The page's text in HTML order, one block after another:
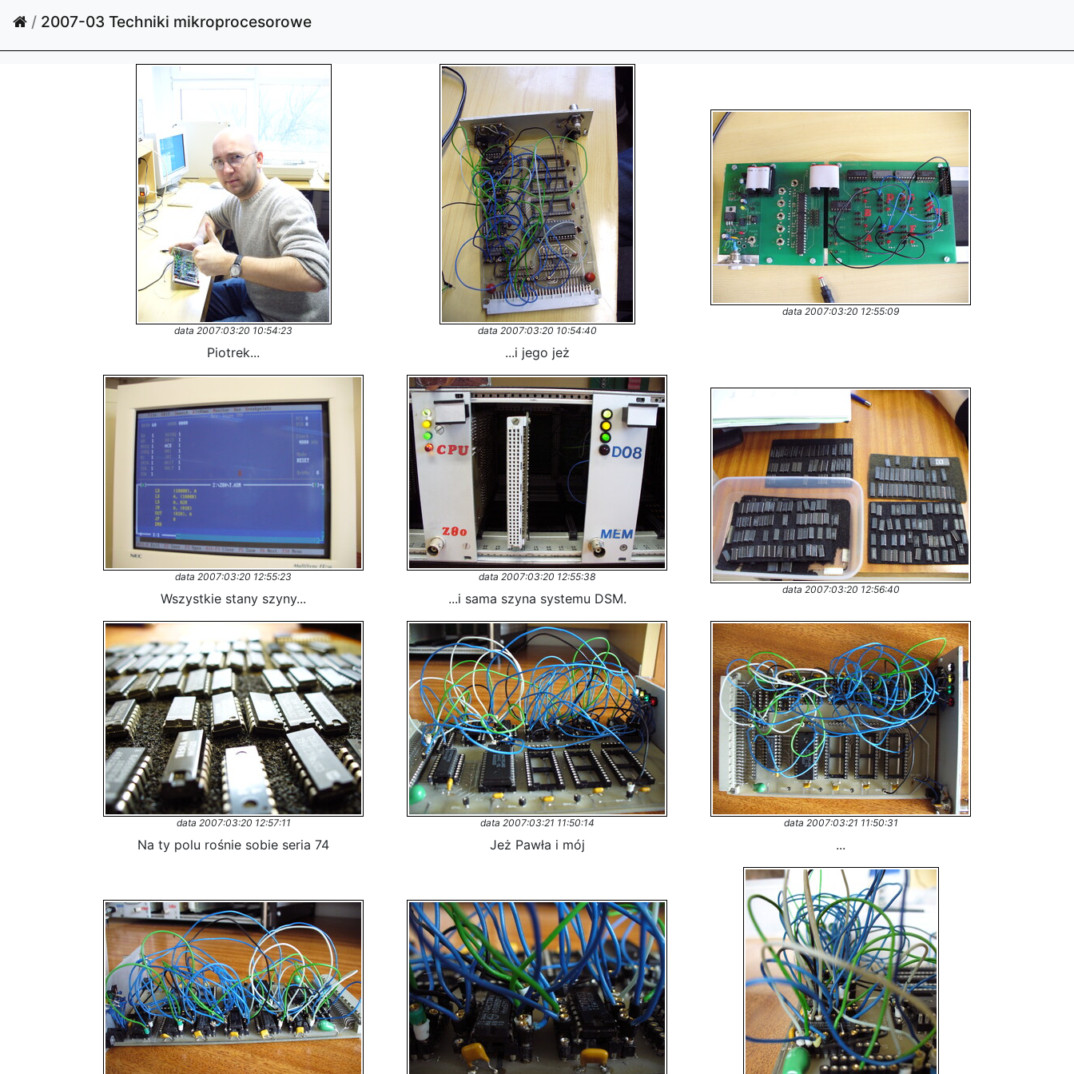
/ 2007-03 Techniki mikroprocesorowe
data 2007:03:20 10:54:23
Piotrek...
data 2007:03:20 10:54:40
...i jego jeż
data 2007:03:20 12:55:09
data 2007:03:20 12:55:23
Wszystkie stany szyny...
data 2007:03:20 12:55:38
...i sama szyna systemu DSM.
data 2007:03:20 12:56:40
data 2007:03:20 12:57:11
Na ty polu rośnie sobie seria 74
data 2007:03:21 11:50:14
Jeż Pawła i mój
data 2007:03:21 11:50:31
...